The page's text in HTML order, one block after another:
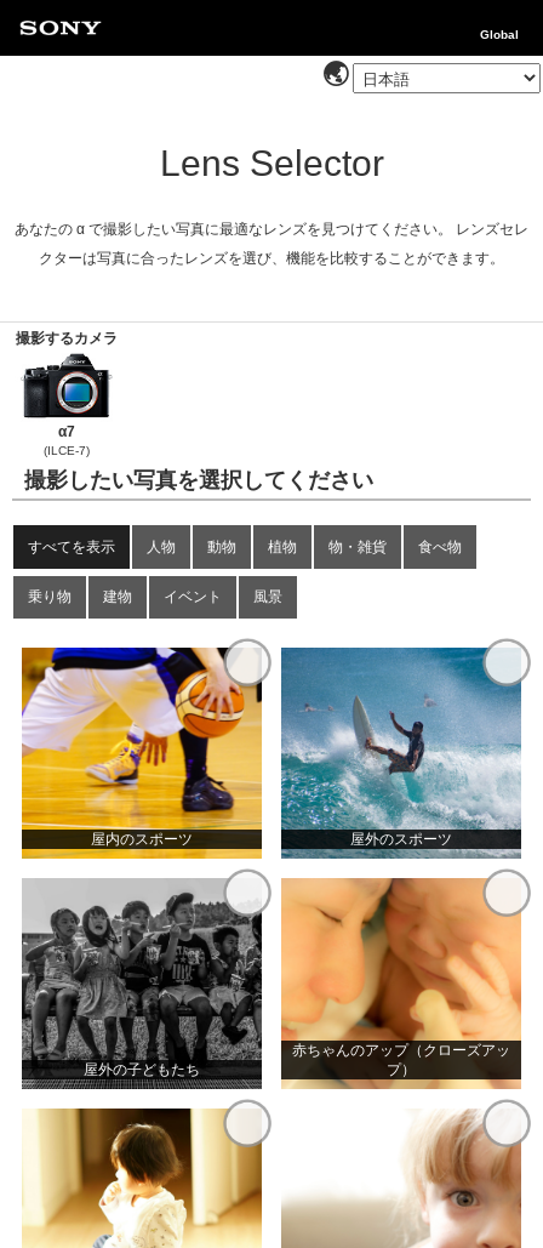
Global
Lens Selector
あなたの α で撮影したい写真に最適なレンズを見つけてください。 レンズセレ
クターは写真に合ったレンズを選び、機能を比較することができます。
撮影するカメラ
α7
(ILCE-7)
撮影したい写真を選択してください
すべてを表示 人物 動物 植物 物・雑貨 食べ物
乗り物 建物 イベント 風景
屋内のスポーツ 屋外のスポーツ
屋外の子どもたち
赤ちゃんのアップ（クローズアッ
プ）